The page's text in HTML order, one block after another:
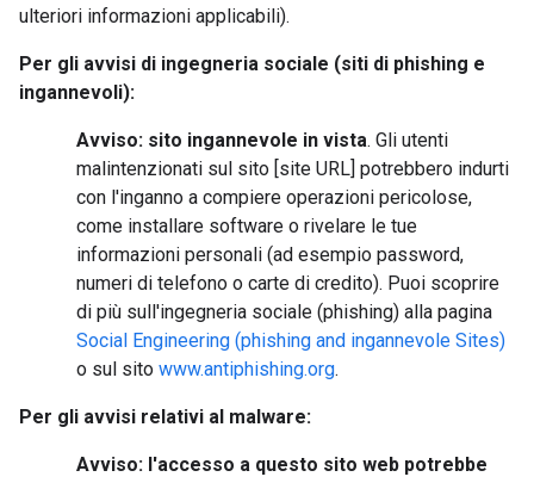
ulteriori informazioni applicabili).
Per gli avvisi di ingegneria sociale (siti di phishing e
ingannevoli):
Avviso: sito ingannevole in vista. Gli utenti
malintenzionati sul sito [site URL] potrebbero indurti
con l'inganno a compiere operazioni pericolose,
come installare software o rivelare le tue
informazioni personali (ad esempio password,
numeri di telefono o carte di credito). Puoi scoprire
di più sull'ingegneria sociale (phishing) alla pagina
Social Engineering (phishing and ingannevole Sites)
o sul sito www.antiphishing.org.
Per gli avvisi relativi al malware:
Avviso: l'accesso a questo sito web potrebbe